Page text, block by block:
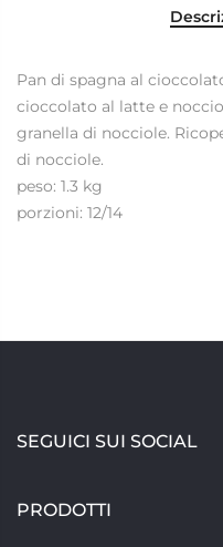
Pan di spagna al
cioccolato al latte e
granella di nocciole.
di nocciole.
peso: 1.3 kg
porzioni: 12/14
SEGUICI SUI SOCIAL
PRODOTTI